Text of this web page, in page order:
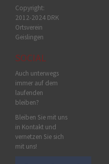
Copyright:
2012-2024 DRK
Ortsverein
Geislingen
SOCIAL
Auch unterwegs
immer auf dem
laufenden
bleiben?
Bleiben Sie mit uns
in Kontakt und
vernetzen Sie sich
mit uns!